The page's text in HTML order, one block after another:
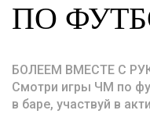
ПО
БОЛЕЕМ ВМЕСТЕ С
Смотри игры ЧМ по
в баре, участвуй в